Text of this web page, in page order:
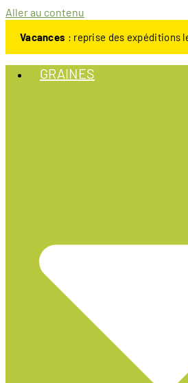
Aller au contenu
Vacances : reprise des expéditions
GRAINES